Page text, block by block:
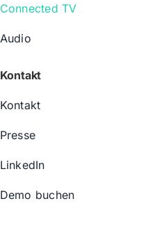
Connected TV
Audio
Kontakt
Kontakt
Presse
LinkedIn
Demo buchen